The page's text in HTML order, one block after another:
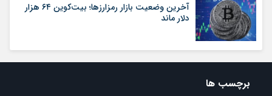
آخرین وضعیت بازار رمزارزها؛ بیت‌کوین ۶۴ هزار
دلار ماند
برچسب ها